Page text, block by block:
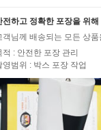
전하고 정확한 포장을 위
객님께 배송되는 모든 상
적 : 안전한 포장 관리
영범위 : 박스 포장 작업